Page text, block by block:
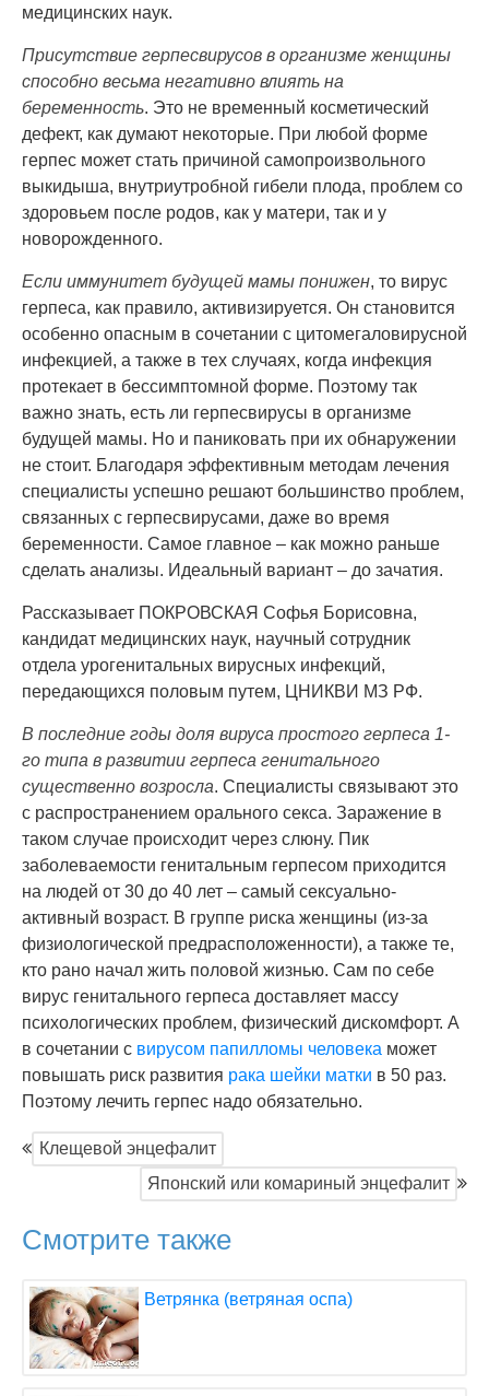
медицинских наук.
Присутствие герпесвирусов в организме женщины
способно весьма негативно влиять на
беременность. Это не временный косметический
дефект, как думают некоторые. При любой форме
герпес может стать причиной самопроизвольного
выкидыша, внутриутробной гибели плода, проблем со
здоровьем после родов, как у матери, так и у
новорожденного.
Если иммунитет будущей мамы понижен, то вирус
герпеса, как правило, активизируется. Он становится
особенно опасным в сочетании с цитомегаловирусной
инфекцией, а также в тех случаях, когда инфекция
протекает в бессимптомной форме. Поэтому так
важно знать, есть ли герпесвирусы в организме
будущей мамы. Но и паниковать при их обнаружении
не стоит. Благодаря эффективным методам лечения
специалисты успешно решают большинство проблем,
связанных с герпесвирусами, даже во время
беременности. Самое главное – как можно раньше
сделать анализы. Идеальный вариант – до зачатия.
Рассказывает ПОКРОВСКАЯ Софья Борисовна,
кандидат медицинских наук, научный сотрудник
отдела урогенитальных вирусных инфекций,
передающихся половым путем, ЦНИКВИ МЗ РФ.
В последние годы доля вируса простого герпеса 1-
го типа в развитии герпеса генитального
существенно возросла. Специалисты связывают это
с распространением орального секса. Заражение в
таком случае происходит через слюну. Пик
заболеваемости генитальным герпесом приходится
на людей от 30 до 40 лет – самый сексуально-
активный возраст. В группе риска женщины (из-за
физиологической предрасположенности), а также те,
кто рано начал жить половой жизнью. Сам по себе
вирус генитального герпеса доставляет массу
психологических проблем, физический дискомфорт. А
в сочетании с вирусом папилломы человека может
повышать риск развития рака шейки матки в 50 раз.
Поэтому лечить герпес надо обязательно.
Клещевой энцефалит
Японский или комариный энцефалит
Смотрите также
Ветрянка (ветряная оспа)